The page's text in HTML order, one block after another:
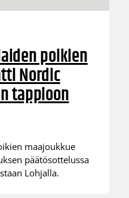
poikien
Nordic
tappioon
maajoukkue
päätösottelussa
Lohjalla.